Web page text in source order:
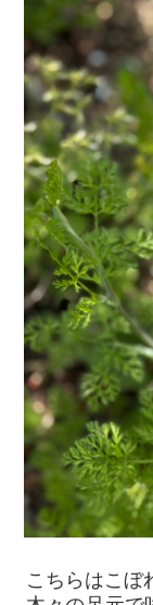
こちらはこぼ